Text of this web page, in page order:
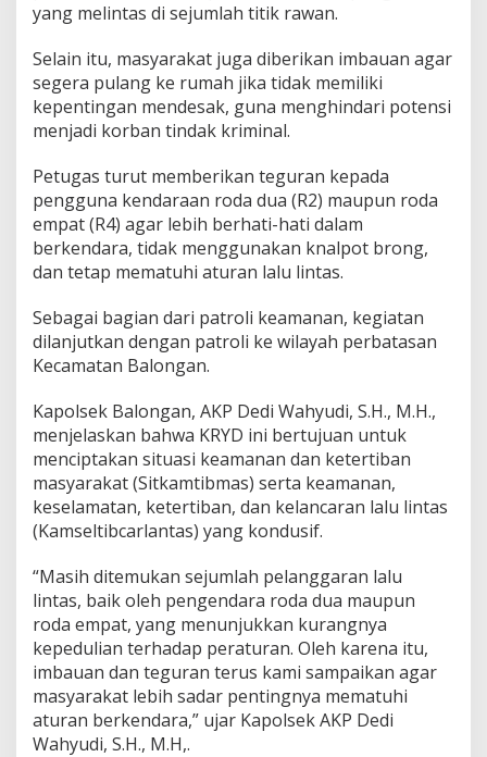
n
g
u
a
n
K
m
t
i
b
m
a
yang melintas di sejumlah titik rawan.
Selain itu, masyarakat juga diberikan imbauan agar
segera pulang ke rumah jika tidak memiliki
kepentingan mendesak, guna menghindari potensi
menjadi korban tindak kriminal.
Petugas turut memberikan teguran kepada
pengguna kendaraan roda dua (R2) maupun roda
empat (R4) agar lebih berhati-hati dalam
berkendara, tidak menggunakan knalpot brong,
dan tetap mematuhi aturan lalu lintas.
Sebagai bagian dari patroli keamanan, kegiatan
dilanjutkan dengan patroli ke wilayah perbatasan
Kecamatan Balongan.
Kapolsek Balongan, AKP Dedi Wahyudi, S.H., M.H.,
menjelaskan bahwa KRYD ini bertujuan untuk
menciptakan situasi keamanan dan ketertiban
masyarakat (Sitkamtibmas) serta keamanan,
keselamatan, ketertiban, dan kelancaran lalu lintas
(Kamseltibcarlantas) yang kondusif.
“Masih ditemukan sejumlah pelanggaran lalu
lintas, baik oleh pengendara roda dua maupun
roda empat, yang menunjukkan kurangnya
kepedulian terhadap peraturan. Oleh karena itu,
imbauan dan teguran terus kami sampaikan agar
masyarakat lebih sadar pentingnya mematuhi
aturan berkendara,” ujar Kapolsek AKP Dedi
Wahyudi, S.H., M.H,.